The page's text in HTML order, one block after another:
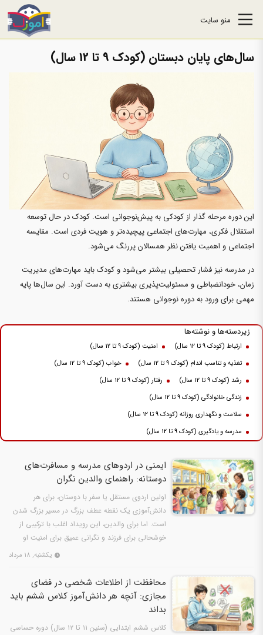
منو سایت
سال‌های پایان دبستان (کودک 9 تا 12 سال)
این دوره مرحله گذار از کودکی به پیش‌نوجوانی است. کودک در حال توسعه
استقلال فکری، مهارت‌های اجتماعی پیچیده‌تر و هویت فردی است. مقایسه
اجتماعی و اهمیت یافتن نظر همسالان پررنگ می‌شود.
در مدرسه نیز فشار تحصیلی بیشتر می‌شود و کودک باید مهارت‌های مدیریت
زمان، خودانضباطی و مسئولیت‌پذیری بیشتری به دست آورد. این سال‌ها پایه
مهمی برای ورود به دوره نوجوانی هستند.
زیردسته‌ها و نوشته‌ها
ارتباط (کودک 9 تا 12 سال)
امنیت (کودک 9 تا 12 سال)
تغذیه و تناسب اندام (کودک 9 تا 12 سال)
خواب (کودک 9 تا 12 سال)
رشد (کودک 9 تا 12 سال)
رفتار (کودک 9 تا 12 سال)
زندگی خانوادگی (کودک 9 تا 12 سال)
سلامت و نگهداری روزانه (کودک 9 تا 12 سال)
مدرسه و یادگیری (کودک 9 تا 12 سال)
ایمنی در اردوهای مدرسه و مسافرت‌های
دوستانه: راهنمای والدین نگران
اولین اردوی مستقل یا سفر با دوستان، برای هر
دانش‌آموزی یک نقطه عطف بزرگ در مسیر بزرگ شدن
است. اما برای والدین، این رویداد اغلب با ترکیبی از
خوشحالی برای فرزند و نگرانی عمیق برای امنیت او
یکشنبه, ۱۸ مرداد
محافظت از اطلاعات شخصی در فضای
مجازی: آنچه هر دانش‌آموز کلاس ششم باید
بداند
کلاس ششم ابتدایی (سنین ۱۱ تا ۱۲ سال) دوره حساسی